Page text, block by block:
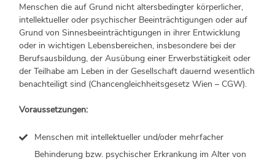
Menschen die auf Grund nicht altersbedingter körperlicher,
intellektueller oder psychischer Beeinträchtigungen oder auf
Grund von Sinnesbeeinträchtigungen in ihrer Entwicklung
oder in wichtigen Lebensbereichen, insbesondere bei der
Berufsausbildung, der Ausübung einer Erwerbstätigkeit oder
der Teilhabe am Leben in der Gesellschaft dauernd wesentlich
benachteiligt sind (Chancengleichheitsgesetz Wien – CGW).
Voraussetzungen:
Menschen mit intellektueller und/oder mehrfacher
Behinderung bzw. psychischer Erkrankung im Alter von